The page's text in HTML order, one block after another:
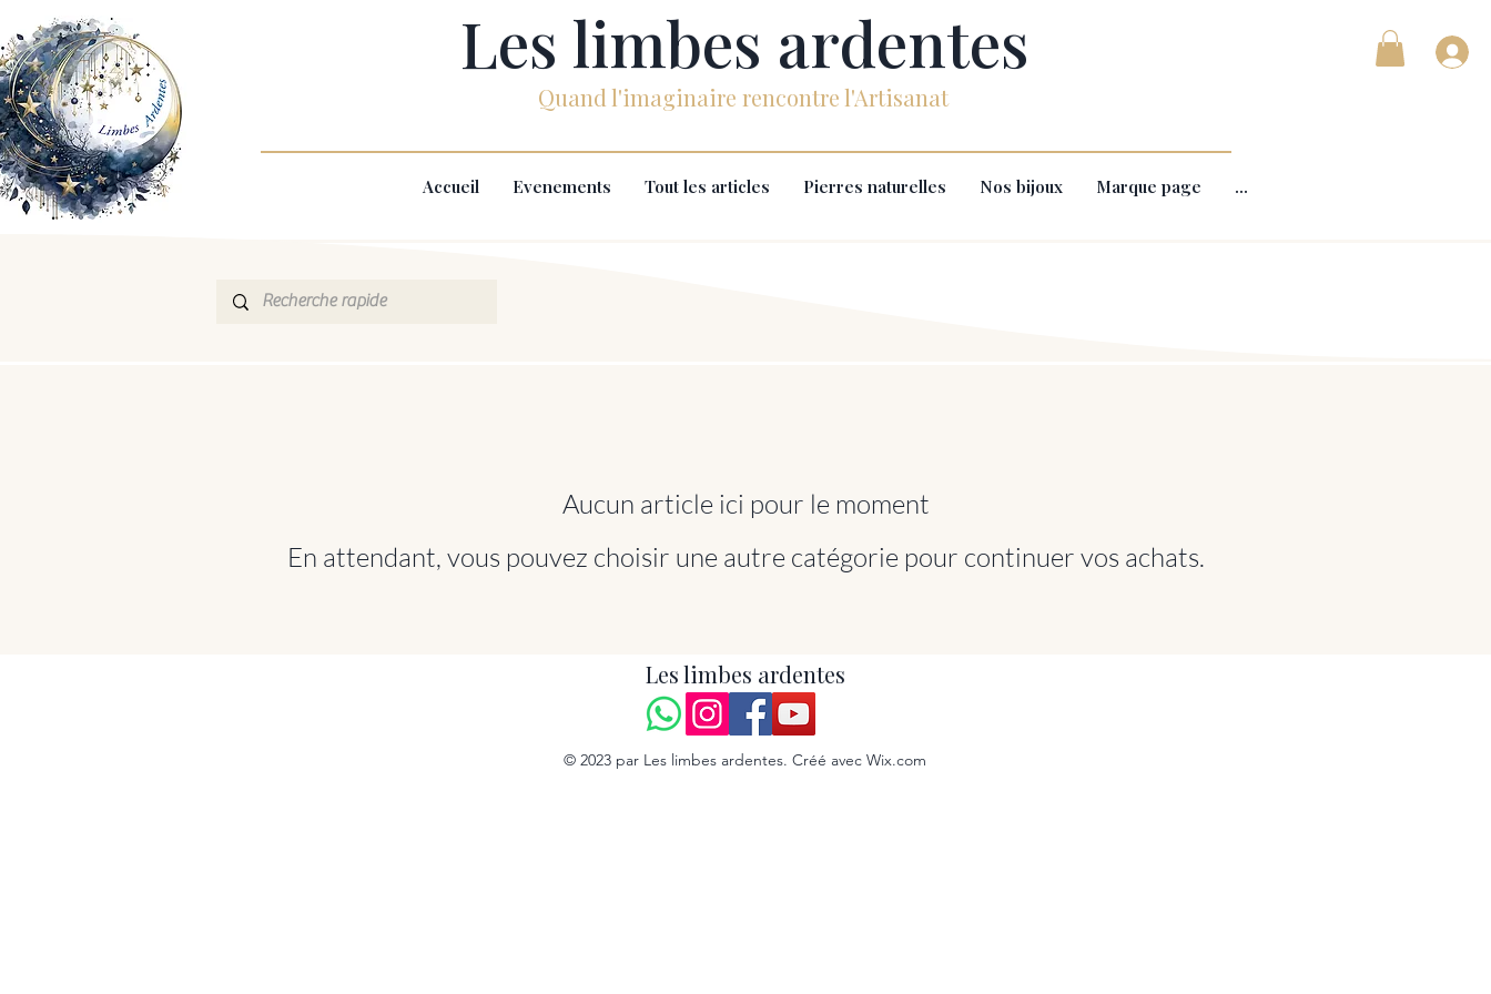
Les limbes ardentes
Quand l'imaginaire rencontre l'Artisanat
Accueil Evenements Tout les articles Pierres naturelles Nos bijoux Marque page ...
Aucun article ici pour le moment
En attendant, vous pouvez choisir une autre catégorie pour continuer vos achats.
Les limbes ardentes
© 2023 par Les limbes ardentes. Créé avec Wix.com